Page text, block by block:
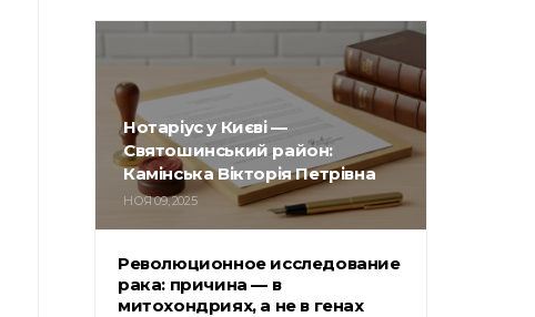
Нотаріус у Києві —
Святошинський район:
Камінська Вікторія Петрівна
НОЯ 09, 2025
Революционное исследование
рака: причина — в
митохондриях, а не в генах